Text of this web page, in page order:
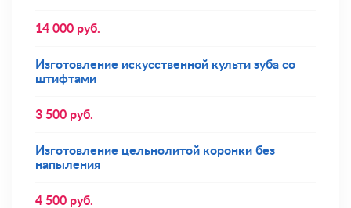
14 000 руб.
Изготовление искусственной культи зуба со
штифтами
3 500 руб.
Изготовление цельнолитой коронки без
напыления
4 500 руб.